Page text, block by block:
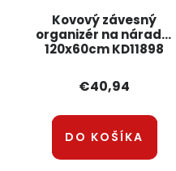
Kovový závesný
organizér na náradie
120x60cm KD11898
€40,94
DO KOŠÍKA